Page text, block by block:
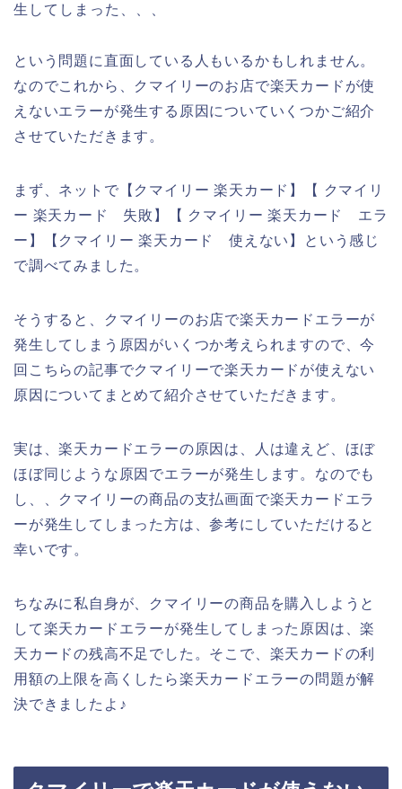
生してしまった、、、
という問題に直面している人もいるかもしれません。
なのでこれから、クマイリーのお店で楽天カードが使
えないエラーが発生する原因についていくつかご紹介
させていただきます。
まず、ネットで【クマイリー 楽天カード】【 クマイリ
ー 楽天カード 失敗】【 クマイリー 楽天カード エラ
ー】【クマイリー 楽天カード 使えない】という感じ
で調べてみました。
そうすると、クマイリーのお店で楽天カードエラーが
発生してしまう原因がいくつか考えられますので、今
回こちらの記事でクマイリーで楽天カードが使えない
原因についてまとめて紹介させていただきます。
実は、楽天カードエラーの原因は、人は違えど、ほぼ
ほぼ同じような原因でエラーが発生します。なのでも
し、、クマイリーの商品の支払画面で楽天カードエラ
ーが発生してしまった方は、参考にしていただけると
幸いです。
ちなみに私自身が、クマイリーの商品を購入しようと
して楽天カードエラーが発生してしまった原因は、楽
天カードの残高不足でした。そこで、楽天カードの利
用額の上限を高くしたら楽天カードエラーの問題が解
決できましたよ♪